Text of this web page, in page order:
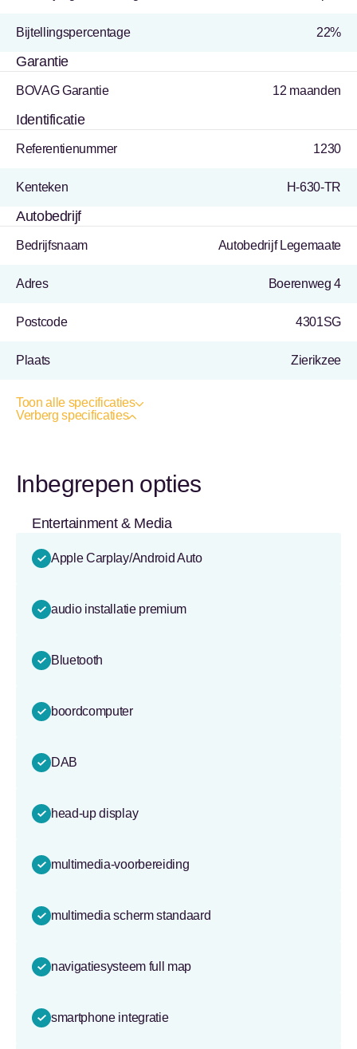
Bijtellingspercentage 22%
Garantie
BOVAG Garantie 12 maanden
Identificatie
Referentienummer 1230
Kenteken H-630-TR
Autobedrijf
Bedrijfsnaam Autobedrijf Legemaate
Adres Boerenweg 4
Postcode 4301SG
Plaats Zierikzee
Toon alle specificaties
Verberg specificaties
Inbegrepen opties
Entertainment & Media
Apple Carplay/Android Auto
audio installatie premium
Bluetooth
boordcomputer
DAB
head-up display
multimedia-voorbereiding
multimedia scherm standaard
navigatiesysteem full map
smartphone integratie